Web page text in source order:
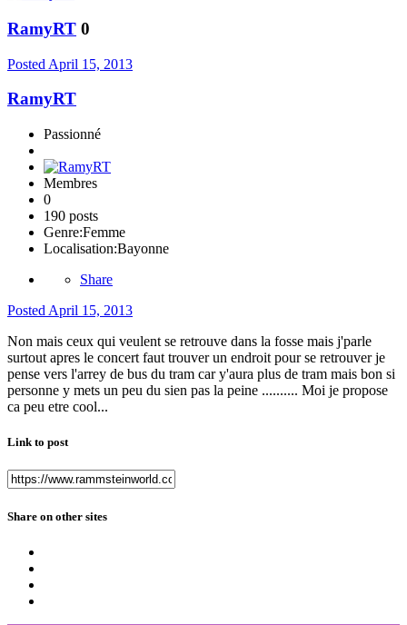
RamyRT 0
Posted April 15, 2013
RamyRT
Passionné
Membres
0
190 posts
Genre:Femme
Localisation:Bayonne
Share
Posted April 15, 2013
Non mais ceux qui veulent se retrouve dans la fosse mais j'parle
surtout apres le concert faut trouver un endroit pour se retrouver je
pense vers l'arrey de bus du tram car y'aura plus de tram mais bon si
personne y mets un peu du sien pas la peine .......... Moi je propose
ca peu etre cool...
Link to post
Share on other sites